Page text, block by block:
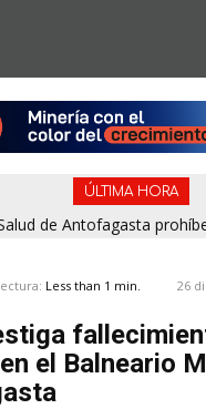
ÚLTIMA HORA
de Antofagasta
Less than 1 min. 26
el Balneario